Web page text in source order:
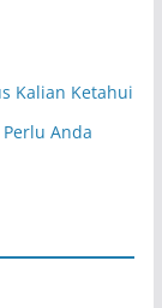
Kalian Ketahui
Anda